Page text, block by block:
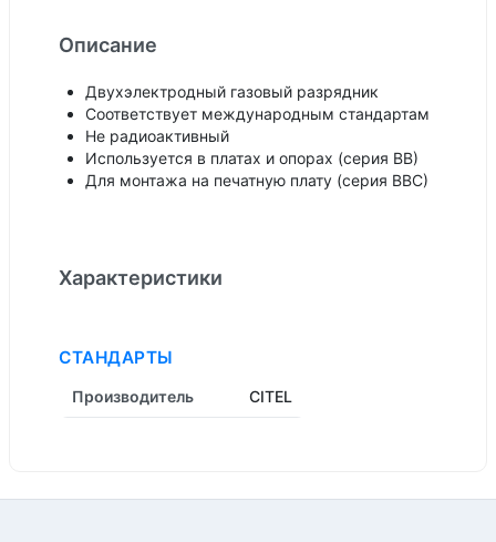
Описание
Двухэлектродный газовый разрядник
Соответствует международным стандартам
Не радиоактивный
Используется в платах и опорах (серия ВВ)
Для монтажа на печатную плату (серия ВВС)
Характеристики
СТАНДАРТЫ
Производитель CITEL